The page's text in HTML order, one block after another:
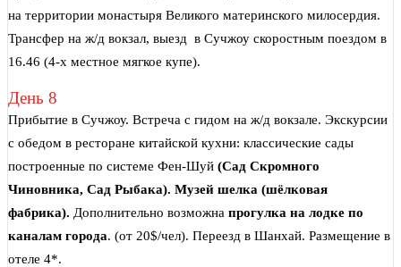
на территории монастыря Великого материнского милосердия.
Трансфер на ж/д вокзал, выезд в Сучжоу скоростным поездом в
16.46 (4-х местное мягкое купе).
День 8
Прибытие в Сучжоу. Встреча с гидом на ж/д вокзале. Экскурсии
с обедом в ресторане китайской кухни: классические сады
построенные по системе Фен-Шуй (Сад Скромного
Чиновника, Сад Рыбака). Музей шелка (шёлковая
фабрика). Дополнительно возможна прогулка на лодке по
каналам города. (от 20$/чел). Переезд в Шанхай. Размещение в
отеле 4*.